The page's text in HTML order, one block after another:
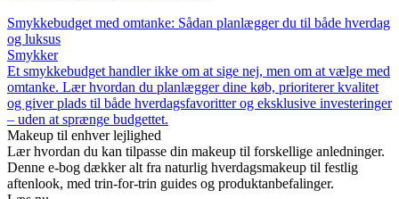
Smykkebudget med omtanke: Sådan planlægger du til både hverdag
og luksus
Smykker
Et smykkebudget handler ikke om at sige nej, men om at vælge med
omtanke. Lær hvordan du planlægger dine køb, prioriterer kvalitet
og giver plads til både hverdagsfavoritter og eksklusive investeringer
– uden at sprænge budgettet.
Makeup til enhver lejlighed
Lær hvordan du kan tilpasse din makeup til forskellige anledninger.
Denne e-bog dækker alt fra naturlig hverdagsmakeup til festlig
aftenlook, med trin-for-trin guides og produktanbefalinger.